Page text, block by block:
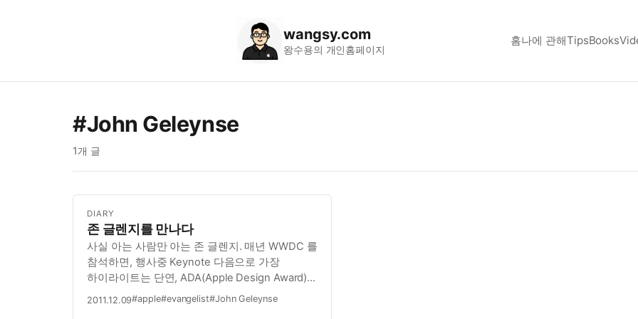
wangsy.com
왕수용의 개인홈페이지
홈나에 관해TipsBooks
#John Geleynse
1개 글
DIARY
존 글렌지를 만나다
사실 아는 사람만 아는 존 글렌지. 매년 WWDC 를
참석하면, 행사중 Keynote 다음으로 가장
하이라이트는 단연, ADA(Apple Design Award)
이다. 이때, 단상에서 멋지게 진행을 해서, 항상
2011.12.09#apple#evangelist#John Geleynse